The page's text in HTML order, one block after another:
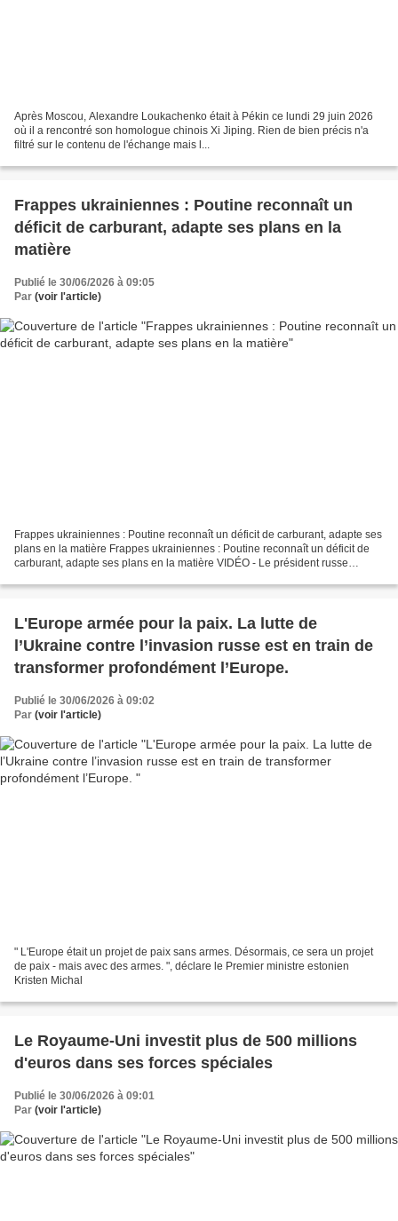
Après Moscou, Alexandre Loukachenko était à Pékin ce lundi 29 juin 2026
où il a rencontré son homologue chinois Xi Jiping. Rien de bien précis n'a
filtré sur le contenu de l'échange mais l...
Frappes ukrainiennes : Poutine reconnaît un
déficit de carburant, adapte ses plans en la
matière
Publié le 30/06/2026 à 09:05
Par (voir l'article)
Frappes ukrainiennes : Poutine reconnaît un déficit de carburant, adapte ses
plans en la matière Frappes ukrainiennes : Poutine reconnaît un déficit de
carburant, adapte ses plans en la matière VIDÉO - Le président russe
L'Europe armée pour la paix. La lutte de
l’Ukraine contre l’invasion russe est en train de
transformer profondément l’Europe.
Publié le 30/06/2026 à 09:02
Par (voir l'article)
" L'Europe était un projet de paix sans armes. Désormais, ce sera un projet
de paix - mais avec des armes. ", déclare le Premier ministre estonien
Kristen Michal
Le Royaume-Uni investit plus de 500 millions
d'euros dans ses forces spéciales
Publié le 30/06/2026 à 09:01
Par (voir l'article)